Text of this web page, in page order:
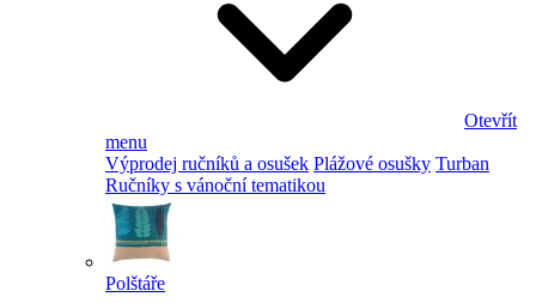
Otevřít
menu
Výprodej ručníků a osušek Plážové osušky Turban
Ručníky s vánoční tematikou
Polštáře